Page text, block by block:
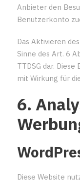
Anbieter den
Benutzerkonto
Das Aktivieren
Sinne des Art. 6
TTDSG dar.
mit Wirkung für
6.
Diese Website